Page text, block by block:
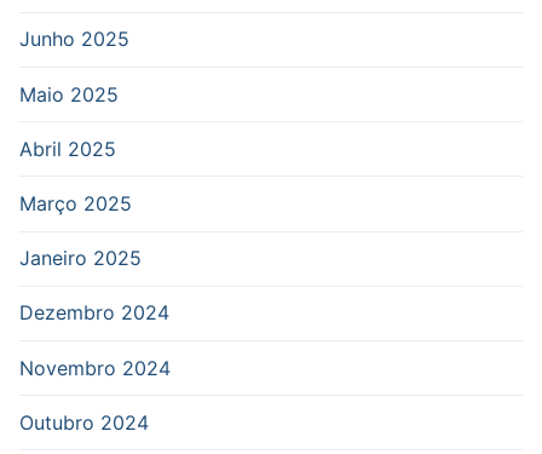
Junho 2025
Maio 2025
Abril 2025
Março 2025
Janeiro 2025
Dezembro 2024
Novembro 2024
Outubro 2024